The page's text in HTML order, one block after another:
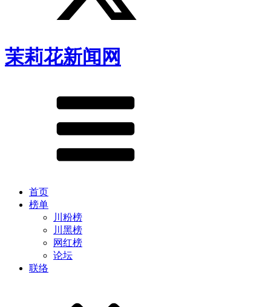
茉莉花新闻网
首页
榜单
川粉榜
川黑榜
网红榜
论坛
联络